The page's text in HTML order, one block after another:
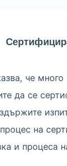
че
да се
на
и процеса